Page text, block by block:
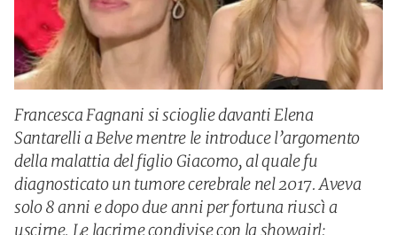
Francesca Fagnani si scioglie davanti Elena
Santarelli a Belve mentre le introduce l’argomento
della malattia del figlio Giacomo, al quale fu
diagnosticato un tumore cerebrale nel 2017. Aveva
solo 8 anni e dopo due anni per fortuna riuscì a
uscirne. Le lacrime condivise con la showgirl: